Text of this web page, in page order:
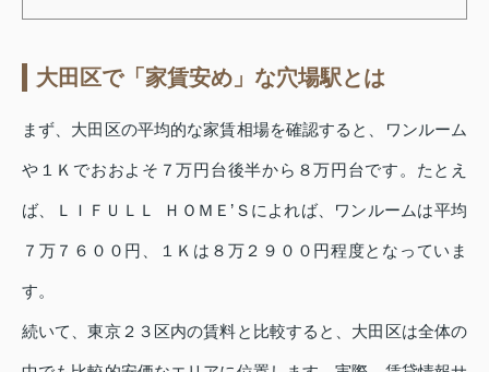
大田区で「家賃安め」な穴場駅とは
まず、大田区の平均的な家賃相場を確認すると、ワンルーム
や１Ｋでおおよそ７万円台後半から８万円台です。たとえ
ば、ＬＩＦＵＬＬ ＨＯＭＥ’Ｓによれば、ワンルームは平均
７万７６００円、１Ｋは８万２９００円程度となっていま
す。
続いて、東京２３区内の賃料と比較すると、大田区は全体の